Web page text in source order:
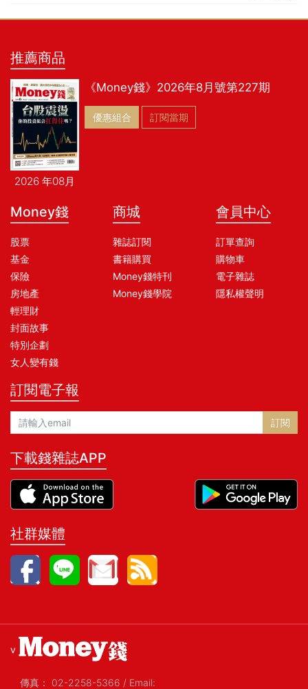
推薦商品
2026 年08月
《Money錢》2026年8月號第227期
優惠組合 訂閱當期
Money錢
股票
基金
保險
房地產
輕理財
封面故事
特別企劃
女人變有錢
商城
雜誌訂閱
書籍購買
Money錢特刊
Money錢學院
會員中心
訂單查詢
購物車
電子雜誌
隱私權聲明
訂閱電子報
訂閱
下載錢雜誌APP
社群媒體
v
傳真： 02-2258-5366 / Email: